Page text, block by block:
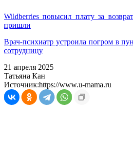
Wildberries повысил плату за
пришли
Врач-психиатр устроила погром в
сотрудницу
21 апреля 2025
Татьяна Кан
Источник:https://www.u-mama.ru